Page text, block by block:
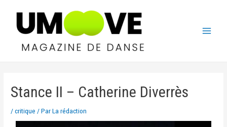
Stance II – Catherine Diverrès
/critique / ParLa rédaction